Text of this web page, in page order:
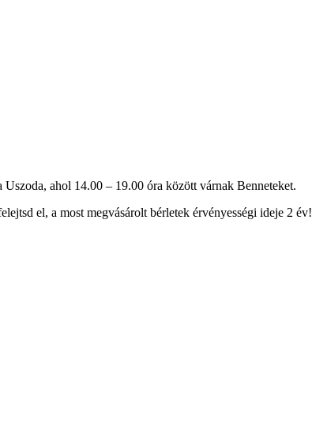
ahol 14.00 – 19.00 óra között várnak Benneteket.
el, a most megvásárolt bérletek érvényességi ideje 2 év!